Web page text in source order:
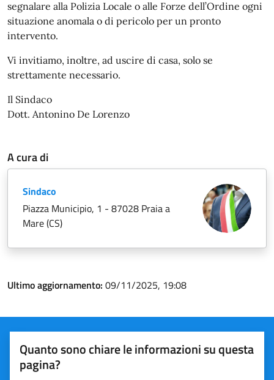
segnalare alla Polizia Locale o alle Forze dell’Ordine ogni
situazione anomala o di pericolo per un pronto
intervento.
Vi invitiamo, inoltre, ad uscire di casa, solo se
strettamente necessario.
Il Sindaco
Dott. Antonino De Lorenzo
A cura di
Sindaco
Piazza Municipio, 1 - 87028 Praia a
Mare (CS)
Ultimo aggiornamento: 09/11/2025, 19:08
Quanto sono chiare le informazioni su questa
pagina?